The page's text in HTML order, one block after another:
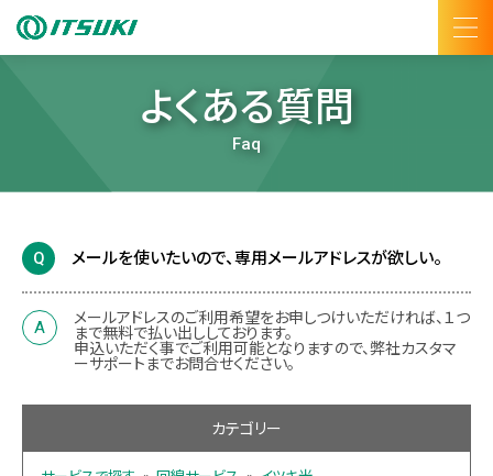
よくある質問
Faq
メールを使いたいので、専用メールアドレスが欲しい。
メールアドレスのご利用希望をお申しつけいただければ、１つ
まで無料で払い出ししております。
申込いただく事でご利用可能となりますので、弊社カスタマ
ーサポートまでお問合せください。
カテゴリー